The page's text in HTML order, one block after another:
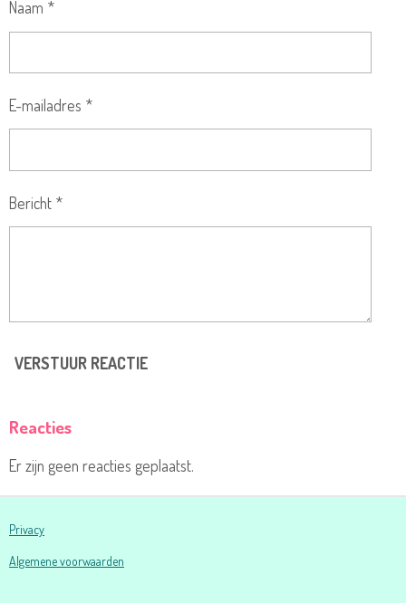
Naam *
E-mailadres *
Bericht *
VERSTUUR REACTIE
Reacties
Er zijn geen reacties geplaatst.
Privacy
Algemene voorwaarden